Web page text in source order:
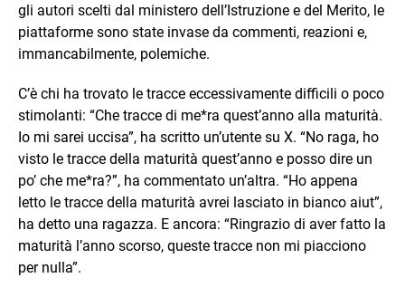
gli autori scelti dal ministero dell’Istruzione e del Merito, le
piattaforme sono state invase da commenti, reazioni e,
immancabilmente, polemiche.
C’è chi ha trovato le tracce eccessivamente difficili o poco
stimolanti: “Che tracce di me*ra quest’anno alla maturità.
Io mi sarei uccisa”, ha scritto un’utente su X. “No raga, ho
visto le tracce della maturità quest’anno e posso dire un
po’ che me*ra?”, ha commentato un’altra. “Ho appena
letto le tracce della maturità avrei lasciato in bianco aiut”,
ha detto una ragazza. E ancora: “Ringrazio di aver fatto la
maturità l’anno scorso, queste tracce non mi piacciono
per nulla”.